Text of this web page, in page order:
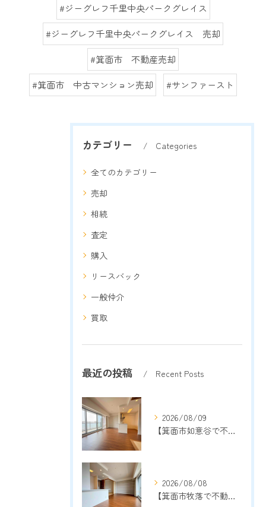
#ジーグレフ千里中央パークグレイス
#ジーグレフ千里中央パークグレイス 売却
#箕面市 不動産売却
#箕面市 中古マンション売却 #サンファースト
カテゴリー Categories
全てのカテゴリー
売却
相続
査定
購入
リースバック
一般仲介
買取
最近の投稿 Recent Posts
2026/08/09
【箕面市如意谷で不動産売却をご検討中の方へ】地域密着13年以上の売却専門店が成功のポイントを解説
2026/08/08
【箕面市牧落で不動産売却をご検討中の方へ】地域密着13年以上の売却専門店が成功のポイントを解説